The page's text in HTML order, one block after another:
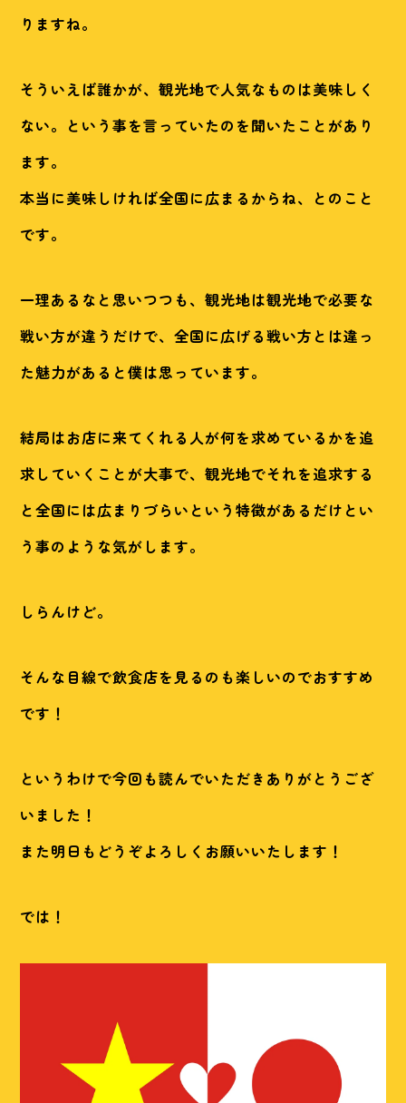
りますね。
そういえば誰かが、観光地で人気なものは美味しく
ない。という事を言っていたのを聞いたことがあり
ます。
本当に美味しければ全国に広まるからね、とのこと
です。
一理あるなと思いつつも、観光地は観光地で必要な
戦い方が違うだけで、全国に広げる戦い方とは違っ
た魅力があると僕は思っています。
結局はお店に来てくれる人が何を求めているかを追
求していくことが大事で、観光地でそれを追求する
と全国には広まりづらいという特徴があるだけとい
う事のような気がします。
しらんけど。
そんな目線で飲食店を見るのも楽しいのでおすすめ
です！
というわけで今回も読んでいただきありがとうござ
いました！
また明日もどうぞよろしくお願いいたします！
では！